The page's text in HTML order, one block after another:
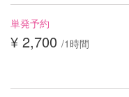
単発予約
¥ 2,700 /1時間